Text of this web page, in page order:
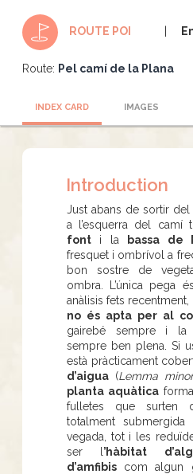
ROUTE POI
Route: Pel camí de la Plana
INDEX CARD IMAGES
Introduction
Just abans de sortir del
a l’esquerra del camí
font i la bassa de
fresquet i ombrívol a
bon sostre de
ombra. L’única pega
anàlisis fets recentment,
no és apta per al
gairebé sempre i la
sempre ben plena. Si
està pràcticament
d’aigua (Lemma minor
planta aquàtica
fulletes que surten
totalment submergida
vegada, tot i les
ser l ’hàbitat
d’amfibis com algun